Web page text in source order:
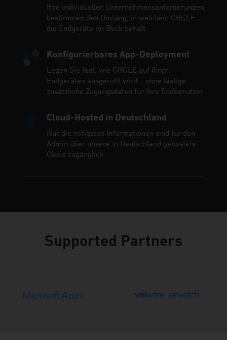
Ihre individuellen Unternehmensanforderungen
bestimmen den Umfang, in welchem CRCLE
die Endgeräte im Blick behält
Konfigurierbares App-Deployment
Legen Sie fest, wie CRCLE auf Ihren
Endgeräten ausgerollt wird – ohne lästige
zusätzliche Zugangsdaten für Ihre Endbenutzer
Cloud-Hosted in Deutschland
Nur die nötigsten Informationen sind für den
Admin über unsere in Deutschland gehostete
Cloud zugänglich
Supported Partners